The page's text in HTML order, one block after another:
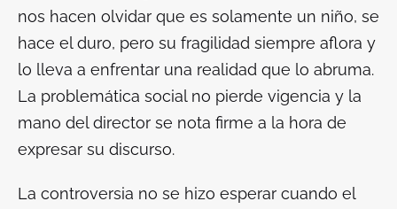
nos hacen olvidar que es solamente un niño, se
hace el duro, pero su fragilidad siempre aflora y
lo lleva a enfrentar una realidad que lo abruma.
La problemática social no pierde vigencia y la
mano del director se nota firme a la hora de
expresar su discurso.
La controversia no se hizo esperar cuando el